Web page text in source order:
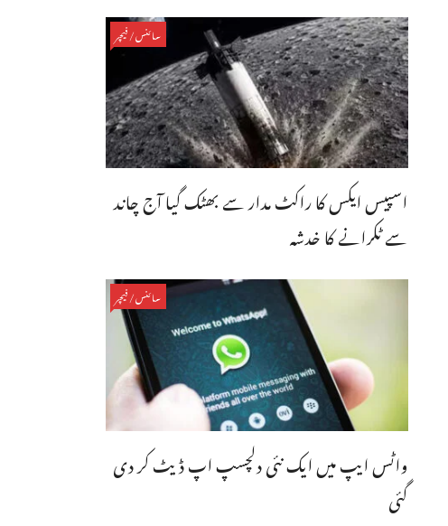
سائنس/فیچر
اسپیس ایکس کا راکٹ مدار سے بھٹک گیا آج چاند
سے ٹکرانے کا خدشہ
سائنس/فیچر
واٹس ایپ میں ایک نئی دلچسپ اپ ڈیٹ کر دی
گئی